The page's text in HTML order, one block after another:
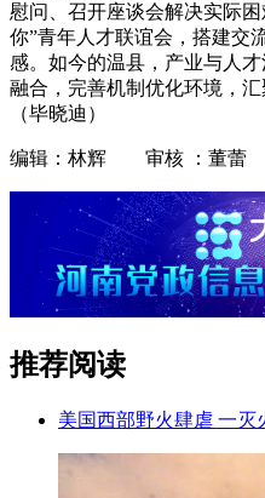
慰问、召开座谈会解决实际
你”青年人才联谊会，搭建交
感。如今的温县，产业与人
融合，完善机制优化环境，
（毕晓迪）
编辑：林辉 审核 ：董蕾
推荐阅读
美国西部野火肆虐 一灭